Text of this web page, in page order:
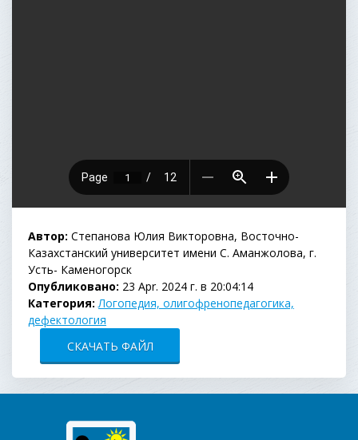
Автор: Степанова Юлия Викторовна, Восточно-
Казахстанский университет имени С. Аманжолова, г.
Усть- Каменогорск
Опубликовано: 23 Apr. 2024 г. в 20:04:14
Категория: Логопедия, олигофренопедагогика,
дефектология
СКАЧАТЬ ФАЙЛ